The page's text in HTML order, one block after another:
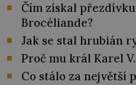
Čím získal
Brocéliande?
Jak se stal hrubián
Proč mu král Karel
Co stálo za největší